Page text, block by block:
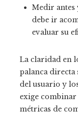
Medir antes
debe ir
evaluar su
La claridad en
palanca directa
del usuario y
exige combinar
métricas de